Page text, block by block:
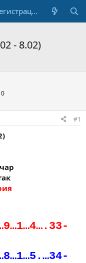
Регистрация
- 8.02)
#1